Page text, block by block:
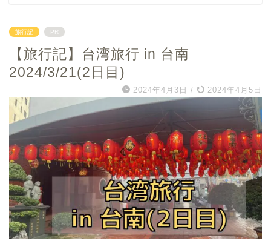
旅行記 PR
【旅行記】台湾旅行 in 台南
2024/3/21(2日目)
2024年4月3日 / 2024年4月5日